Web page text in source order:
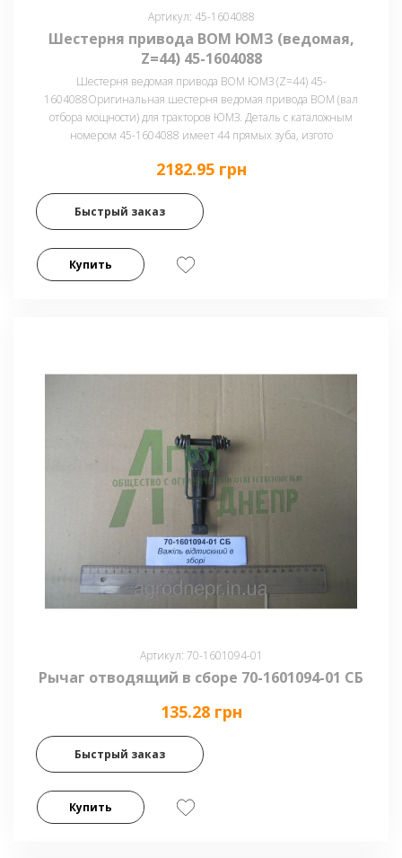
Артикул: 45-1604088
Шестерня привода ВОМ ЮМЗ (ведомая,
Z=44) 45-1604088
Шестерня ведомая привода ВОМ ЮМЗ (Z=44) 45-
1604088Оригинальная шестерня ведомая привода ВОМ (вал
отбора мощности) для тракторов ЮМЗ. Деталь с каталожным
номером 45-1604088 имеет 44 прямых зуба, изгото
2182.95 грн
Быстрый заказ
Купить
Артикул: 70-1601094-01
Рычаг отводящий в сборе 70-1601094-01 СБ
135.28 грн
Быстрый заказ
Купить